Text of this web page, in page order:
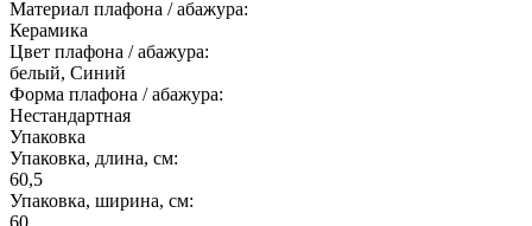
Материал плафона / абажура:
Керамика
Цвет плафона / абажура:
белый, Синий
Форма плафона / абажура:
Нестандартная
Упаковка
Упаковка, длина, см:
60,5
Упаковка, ширина, см:
60